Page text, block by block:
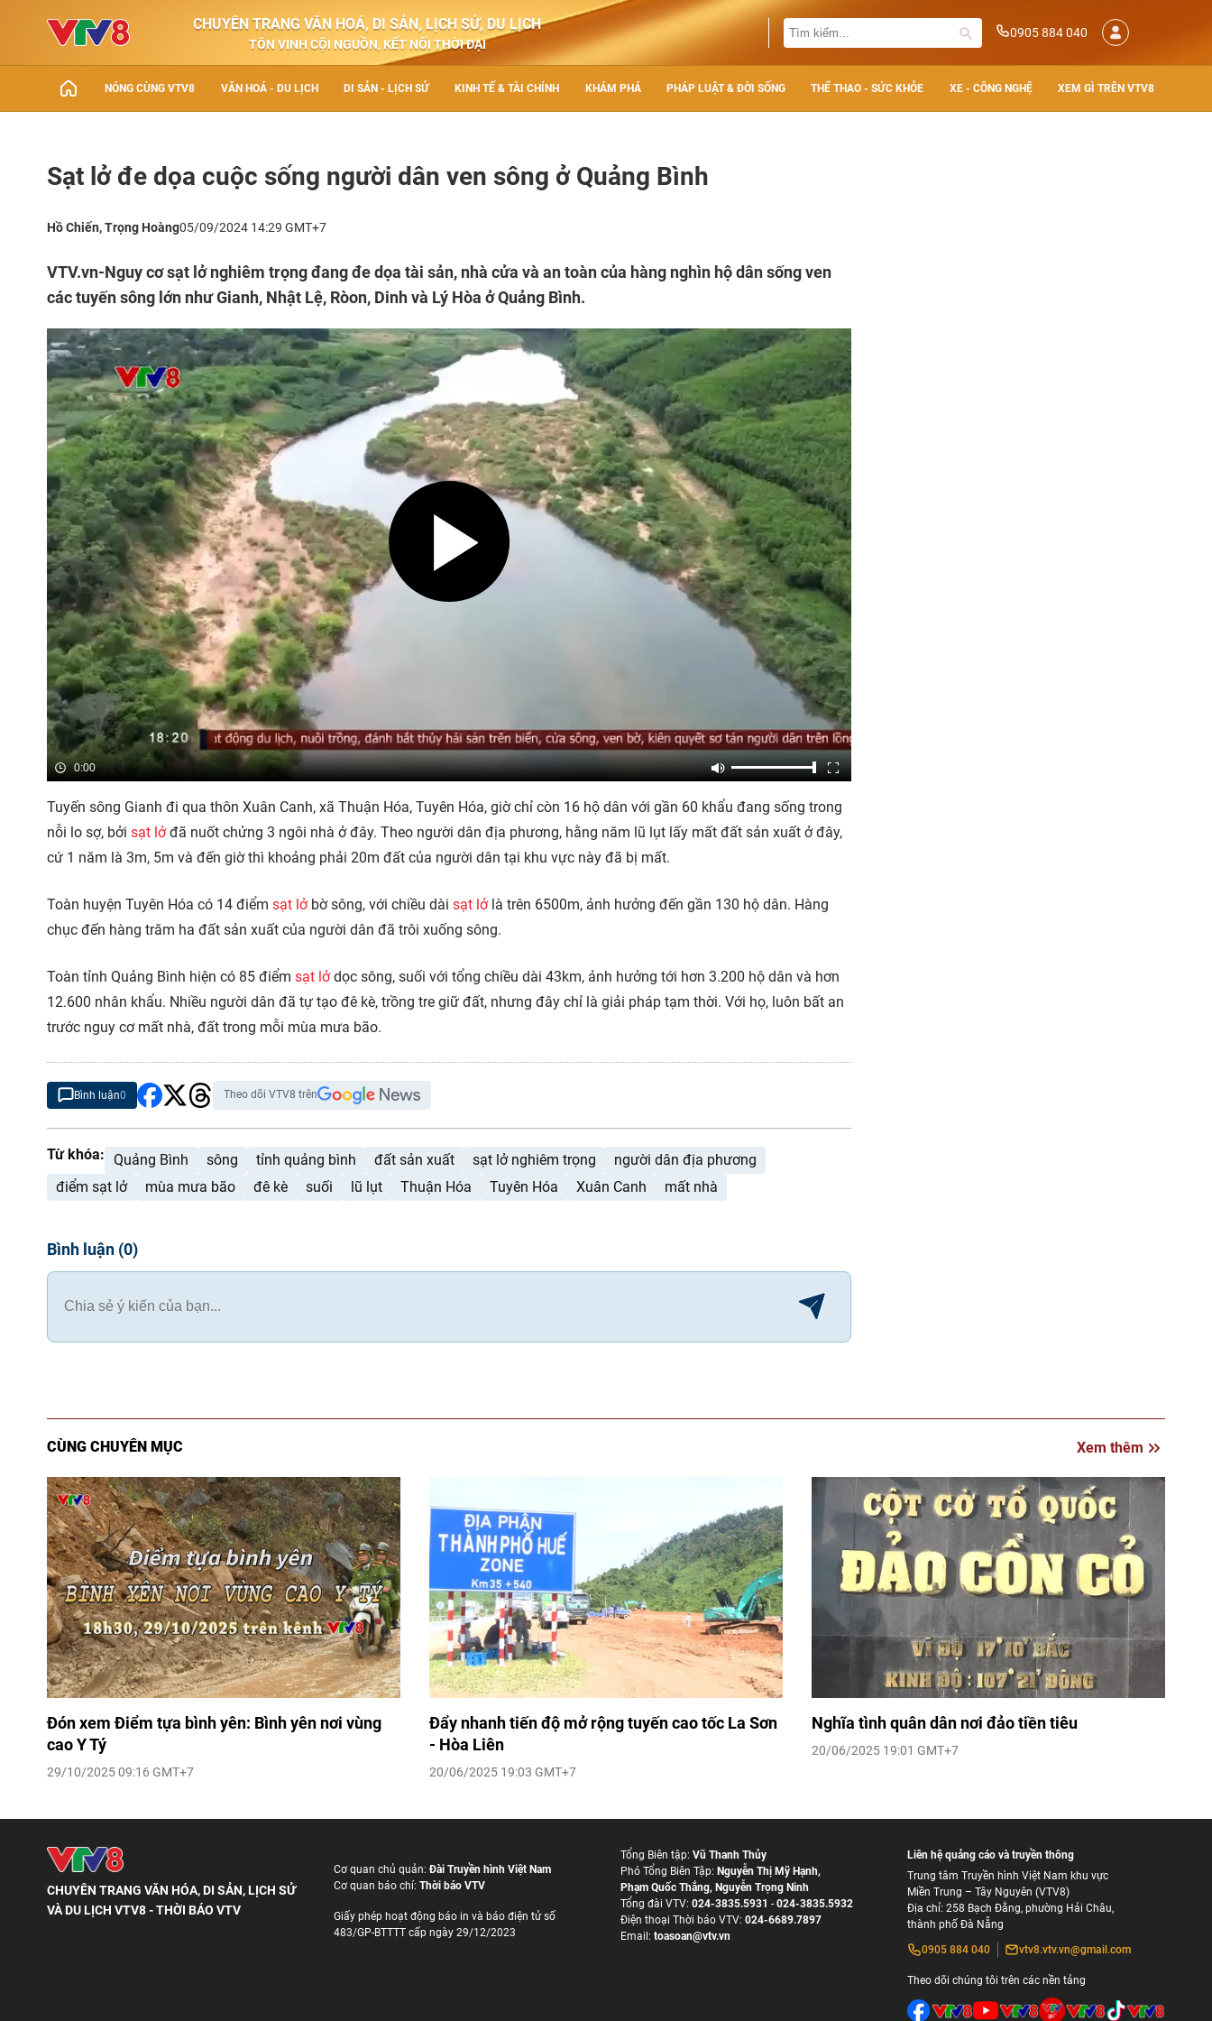
CHUYÊN TRANG VĂN HOÁ, DI SẢN, LỊCH SỬ, DU LỊCH
TÔN VINH CỘI NGUỒN, KẾT NỐI THỜI ĐẠI
0905 884 040
NÓNG CÙNG VTV8 VĂN HOÁ - DU LỊCH DI SẢN - LỊCH SỬ KINH TẾ & TÀI CHÍNH KHÁM PHÁ PHÁP LUẬT & ĐỜI SỐNG THỂ THAO - SỨC KHỎE XE - CÔNG NGHỆ XEM GÌ TRÊN VTV8
Sạt lở đe dọa cuộc sống người dân ven sông ở Quảng Bình
Hồ Chiến, Trọng Hoàng05/09/2024 14:29 GMT+7
VTV.vn-Nguy cơ sạt lở nghiêm trọng đang đe dọa tài sản, nhà cửa và an toàn của hàng nghìn hộ dân sống ven
các tuyến sông lớn như Gianh, Nhật Lệ, Ròon, Dinh và Lý Hòa ở Quảng Bình.
0:00
Tuyến sông Gianh đi qua thôn Xuân Canh, xã Thuận Hóa, Tuyên Hóa, giờ chỉ còn 16 hộ dân với gần 60 khẩu đang sống trong
nỗi lo sợ, bởi sạt lởđã nuốt chửng 3 ngôi nhà ở đây. Theo người dân địa phương, hằng năm lũ lụt lấy mất đất sản xuất ở đây,
cứ 1 năm là 3m, 5m và đến giờ thì khoảng phải 20m đất của người dân tại khu vực này đã bị mất.
Toàn huyện Tuyên Hóa có 14 điểm sạt lởbờ sông, với chiều dài sạt lởlà trên 6500m, ảnh hưởng đến gần 130 hộ dân. Hàng
chục đến hàng trăm ha đất sản xuất của người dân đã trôi xuống sông.
Toàn tỉnh Quảng Bình hiện có 85 điểm sạt lởdọc sông, suối với tổng chiều dài 43km, ảnh hưởng tới hơn 3.200 hộ dân và hơn
12.600 nhân khẩu. Nhiều người dân đã tự tạo đê kè, trồng tre giữ đất, nhưng đây chỉ là giải pháp tạm thời. Với họ, luôn bất an
trước nguy cơ mất nhà, đất trong mỗi mùa mưa bão.
Bình luận0 Theo dõi VTV8 trên
Từ khóa: Quảng Bình sông tỉnh quảng bình đất sản xuất sạt lở nghiêm trọng
người dân địa phương
điểm sạt lở
mùa mưa bão đê kè suối lũ lụt Thuận Hóa Tuyên Hóa Xuân Canh mất nhà
Bình luận (0)
CÙNG CHUYÊN MỤC Xem thêm
Đón xem Điểm tựa bình yên: Bình yên nơi vùng
cao Y Tý
29/10/2025 09:16 GMT+7
Đẩy nhanh tiến độ mở rộng tuyến cao tốc La Sơn
- Hòa Liên
20/06/2025 19:03 GMT+7
Nghĩa tình quân dân nơi đảo tiền tiêu
20/06/2025 19:01 GMT+7
CHUYÊN TRANG VĂN HÓA, DI SẢN, LỊCH SỬ
VÀ DU LỊCH VTV8 - THỜI BÁO VTV
Cơ quan chủ quản:Đài Truyền hình Việt Nam
Cơ quan báo chí: Thời báo VTV
Giấy phép hoạt động báo in và báo điện tử số
483/GP-BTTTT cấp ngày 29/12/2023
Tổng Biên tập: Vũ Thanh Thủy
Phó Tổng Biên Tập: Nguyễn Thị Mỹ Hạnh,
Phạm Quốc Thắng, Nguyễn Trọng Ninh
Tổng đài VTV: 024-3835.5931 - 024-3835.5932
Ðiện thoại Thời báo VTV: 024-6689.7897
Email: toasoan@vtv.vn
Liên hệ quảng cáo và truyền thông
Trung tâm Truyền hình Việt Nam khu vực
Miền Trung – Tây Nguyên (VTV8)
Địa chỉ: 258 Bạch Đằng, phường Hải Châu,
thành phố Đà Nẵng
0905 884 040
vtv8.vtv.vn@gmail.com
Theo dõi chúng tôi trên các nền tảng